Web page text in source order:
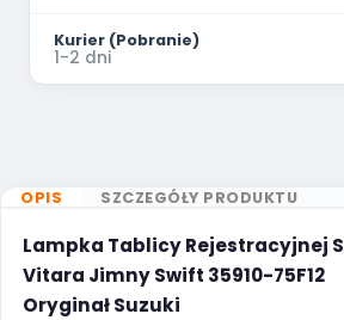
Kurier (Pobranie)
1-2 dni
OPIS SZCZEGÓŁY PRODUKTU
Lampka Tablicy Rejestracyjnej
Vitara Jimny Swift 35910-75F12
Oryginał Suzuki